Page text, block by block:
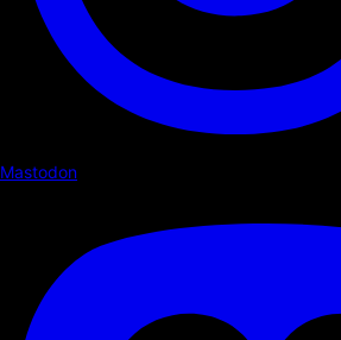
Mastodon